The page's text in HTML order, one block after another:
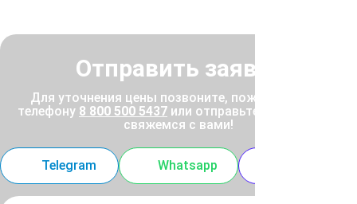
Отправить заявку
Для уточнения цены позвоните, пожалуйста, по
телефону 8 800 500 5437 или отправьте заявку, и мы
свяжемся с вами!
Telegram Whatsapp